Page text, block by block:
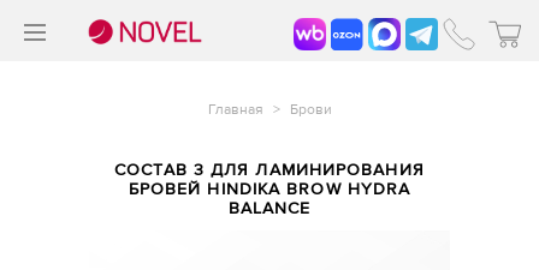
Главная > Брови
СОСТАВ 3 ДЛЯ ЛАМИНИРОВАНИЯ
БРОВЕЙ HINDIKA BROW HYDRA
BALANCE